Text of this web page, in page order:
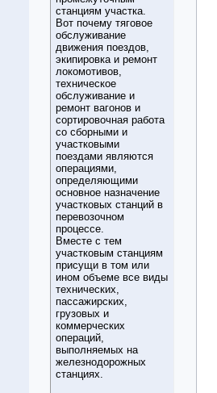
станциям участка.
Вот почему тяговое
обслуживание
движения поездов,
экипировка и ремонт
локомотивов,
техническое
обслуживание и
ремонт вагонов и
сортировочная работа
со сборными и
участковыми
поездами являются
операциями,
определяющими
основное назначение
участковых станций в
перевозочном
процессе.
Вместе с тем
участковым станциям
присущи в том или
ином объеме все виды
технических,
пассажирских,
грузовых и
коммерческих
операций,
выполняемых на
железнодорожных
станциях.